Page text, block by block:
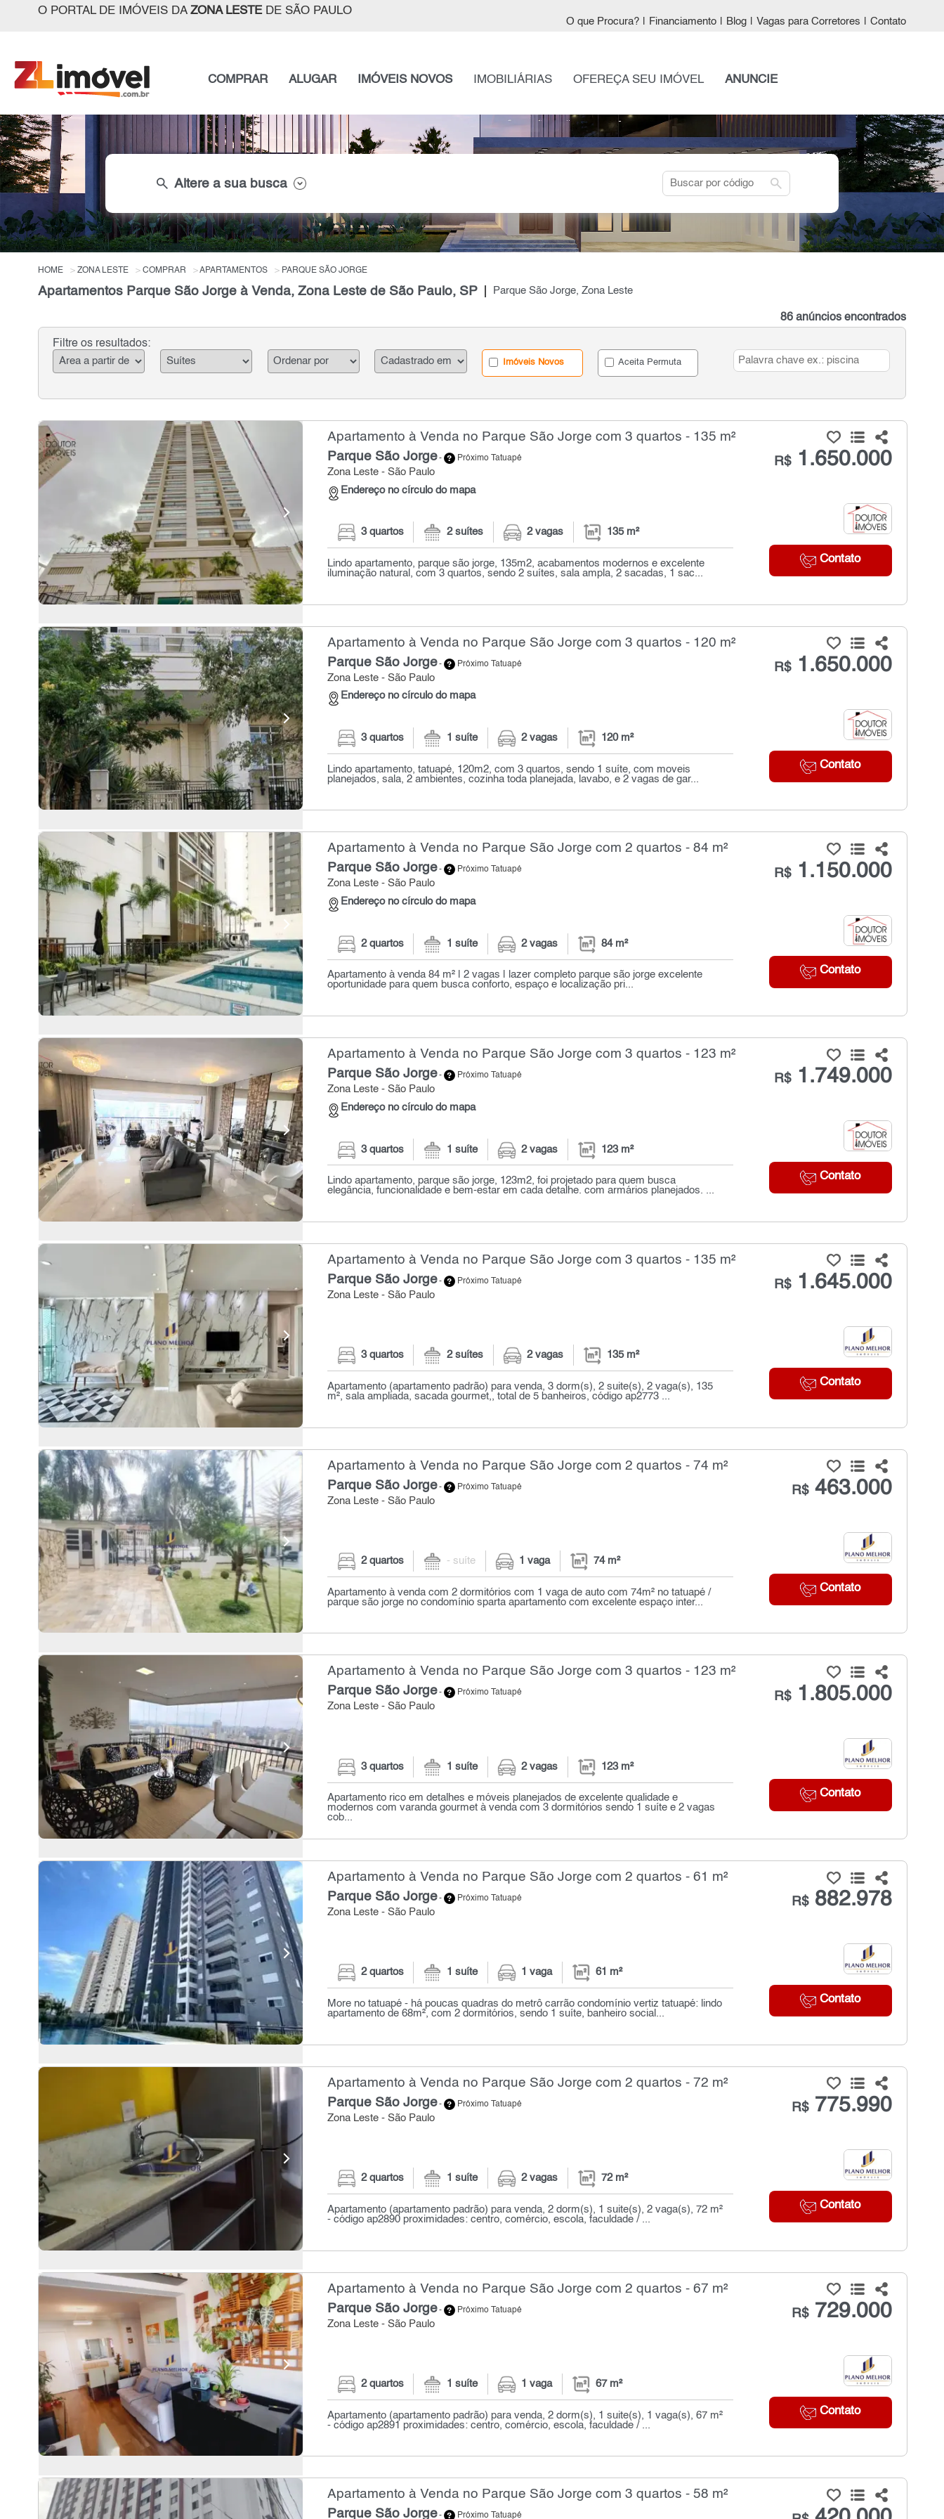
O PORTAL DE IMÓVEIS DA ZONA LESTEDE SÃO PAULO
O que Procura? Financiamento Blog Vagas para Corretores Contato
COMPRAR ALUGAR IMÓVEIS NOVOS IMOBILIÁRIAS OFEREÇA SEU IMÓVEL ANUNCIE
search Altere a sua busca search
HOME ZONA LESTE COMPRAR APARTAMENTOS PARQUE SÃO JORGE
Apartamentos Parque São Jorge à Venda, Zona Leste de São Paulo, SP Parque São Jorge, Zona Leste
86 anúncios encontrados
Filtre os resultados:
Imóveis Novos Aceita Permuta
Apartamento à Venda no Parque São Jorge com 3 quartos - 135 m²
Parque São Jorge- Próximo Tatuapé
Zona Leste - São Paulo
Endereço no círculo do mapa
R$1.650.000
Contato
3 quartos 2 suítes 2 vagas 135 m²
Lindo apartamento, parque são jorge, 135m2, acabamentos modernos e excelente
iluminação natural, com 3 quartos, sendo 2 suítes, sala ampla, 2 sacadas, 1 sac...
Apartamento à Venda no Parque São Jorge com 3 quartos - 120 m²
Parque São Jorge- Próximo Tatuapé
Zona Leste - São Paulo
Endereço no círculo do mapa
R$1.650.000
Contato
3 quartos 1 suíte 2 vagas 120 m²
Lindo apartamento, tatuapé, 120m2, com 3 quartos, sendo 1 suíte, com moveis
planejados, sala, 2 ambientes, cozinha toda planejada, lavabo, e 2 vagas de gar...
Apartamento à Venda no Parque São Jorge com 2 quartos - 84 m²
Parque São Jorge- Próximo Tatuapé
Zona Leste - São Paulo
Endereço no círculo do mapa
R$1.150.000
Contato
2 quartos 1 suíte 2 vagas 84 m²
Apartamento à venda 84 m² | 2 vagas | lazer completo parque são jorge excelente
oportunidade para quem busca conforto, espaço e localização pri...
Apartamento à Venda no Parque São Jorge com 3 quartos - 123 m²
Parque São Jorge- Próximo Tatuapé
Zona Leste - São Paulo
Endereço no círculo do mapa
R$1.749.000
Contato
3 quartos 1 suíte 2 vagas 123 m²
Lindo apartamento, parque são jorge, 123m2, foi projetado para quem busca
elegância, funcionalidade e bem-estar em cada detalhe. com armários planejados. ...
Apartamento à Venda no Parque São Jorge com 3 quartos - 135 m²
Parque São Jorge- Próximo Tatuapé
Zona Leste - São Paulo
R$1.645.000
Contato
3 quartos 2 suítes 2 vagas 135 m²
Apartamento (apartamento padrão) para venda, 3 dorm(s), 2 suite(s), 2 vaga(s), 135
m², sala ampliada, sacada gourmet,, total de 5 banheiros, código ap2773 ...
Apartamento à Venda no Parque São Jorge com 2 quartos - 74 m²
Parque São Jorge- Próximo Tatuapé
Zona Leste - São Paulo
R$463.000
Contato
2 quartos - suíte 1 vaga 74 m²
Apartamento à venda com 2 dormitórios com 1 vaga de auto com 74m² no tatuapé /
parque são jorge no condomínio sparta apartamento com excelente espaço inter...
Apartamento à Venda no Parque São Jorge com 3 quartos - 123 m²
Parque São Jorge- Próximo Tatuapé
Zona Leste - São Paulo
R$1.805.000
Contato
3 quartos 1 suíte 2 vagas 123 m²
Apartamento rico em detalhes e móveis planejados de excelente qualidade e
modernos com varanda gourmet à venda com 3 dormitórios sendo 1 suíte e 2 vagas
cob...
Apartamento à Venda no Parque São Jorge com 2 quartos - 61 m²
Parque São Jorge- Próximo Tatuapé
Zona Leste - São Paulo
R$882.978
Contato
2 quartos 1 suíte 1 vaga 61 m²
More no tatuapé - há poucas quadras do metrô carrão condomínio vertiz tatuapé: lindo
apartamento de 68m², com 2 dormitórios, sendo 1 suíte, banheiro social...
Apartamento à Venda no Parque São Jorge com 2 quartos - 72 m²
Parque São Jorge- Próximo Tatuapé
Zona Leste - São Paulo
R$775.990
Contato
2 quartos 1 suíte 2 vagas 72 m²
Apartamento (apartamento padrão) para venda, 2 dorm(s), 1 suite(s), 2 vaga(s), 72 m²
- código ap2890 proximidades: centro, comércio, escola, faculdade / ...
Apartamento à Venda no Parque São Jorge com 2 quartos - 67 m²
Parque São Jorge- Próximo Tatuapé
Zona Leste - São Paulo
R$729.000
Contato
2 quartos 1 suíte 1 vaga 67 m²
Apartamento (apartamento padrão) para venda, 2 dorm(s), 1 suite(s), 1 vaga(s), 67 m²
- código ap2891 proximidades: centro, comércio, escola, faculdade / ...
Apartamento à Venda no Parque São Jorge com 3 quartos - 58 m²
Parque São Jorge- Próximo Tatuapé